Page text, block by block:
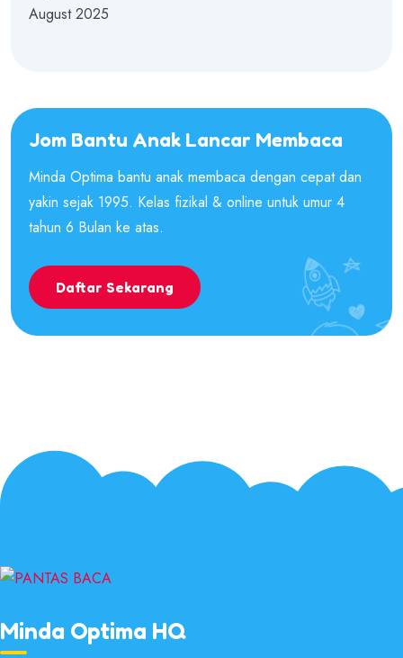
August 2025
Jom Bantu Anak Lancar Membaca
Minda Optima bantu anak membaca dengan cepat dan
yakin sejak 1995. Kelas fizikal & online untuk umur 4
tahun 6 Bulan ke atas.
Daftar Sekarang
Minda Optima HQ